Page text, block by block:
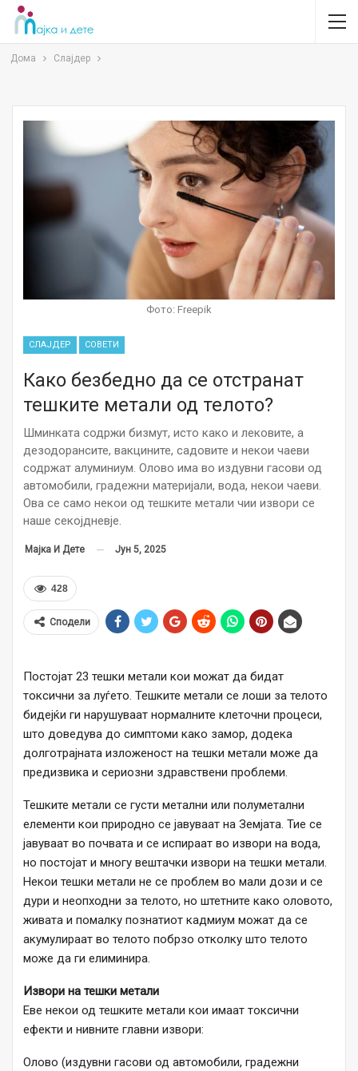
Дома Слајдер
Фото: Freepik
СЛАЈДЕР СОВЕТИ
Како безбедно да се отстранат
тешките метали од телото?
Шминката содржи бизмут, исто како и лековите, а
дезодорансите, вакцините, садовите и некои чаеви
содржат алуминиум. Олово има во издувни гасови од
автомобили, градежни материјали, вода, некои чаеви.
Ова се само некои од тешките метали чии извори се
наше секојдневје.
Мајка И Дете Јун 5, 2025
428
Сподели
Постојат 23 тешки метали кои можат да бидат
токсични за луѓето. Тешките метали се лоши за телото
бидејќи ги нарушуваат нормалните клеточни процеси,
што доведува до симптоми како замор, додека
долготрајната изложеност на тешки метали може да
предизвика и сериозни здравствени проблеми.
Тешките метали се густи метални или полуметални
елементи кои природно се јавуваат на Земјата. Тие се
јавуваат во почвата и се испираат во извори на вода,
но постојат и многу вештачки извори на тешки метали.
Некои тешки метали не се проблем во мали дози и се
дури и неопходни за телото, но штетните како оловото,
живата и помалку познатиот кадмиум можат да се
акумулираат во телото побрзо отколку што телото
може да ги елиминира.
Извори на тешки метали
Еве некои од тешките метали кои имаат токсични
ефекти и нивните главни извори:
Олово (издувни гасови од автомобили, градежни